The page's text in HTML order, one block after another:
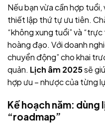
Nếu bạn vừa cần hợp
thiết lập thứ tự ưu tiên.
“không xung tuổi” và
hoàng đạo. Với doanh
chuyển động” cho khai
quản. Lịch âm 2025sẽ
hợp ưu – nhược của từng
Kế hoạch năm: dùng
“roadmap”